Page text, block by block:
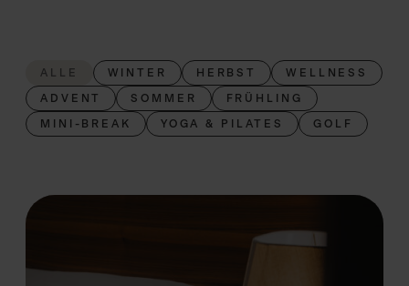
ALLE WINTER HERBST
WELLNESS
ADVENT
SOMMER
FRÜHLING
MINI-BREAK
YOGA & PILATES GOLF